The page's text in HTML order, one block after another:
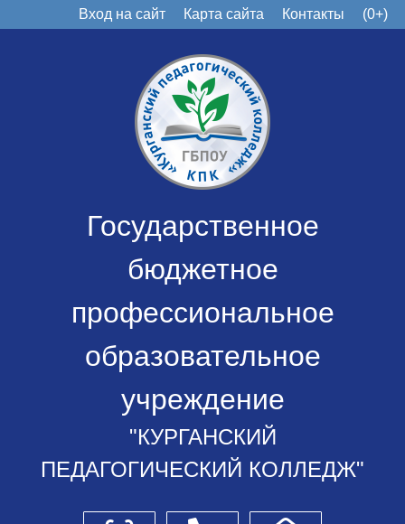
Вход на сайт Карта сайта Контакты (0+)
Государственное
бюджетное
профессиональное
образовательное
учреждение
"КУРГАНСКИЙ
ПЕДАГОГИЧЕСКИЙ КОЛЛЕДЖ"